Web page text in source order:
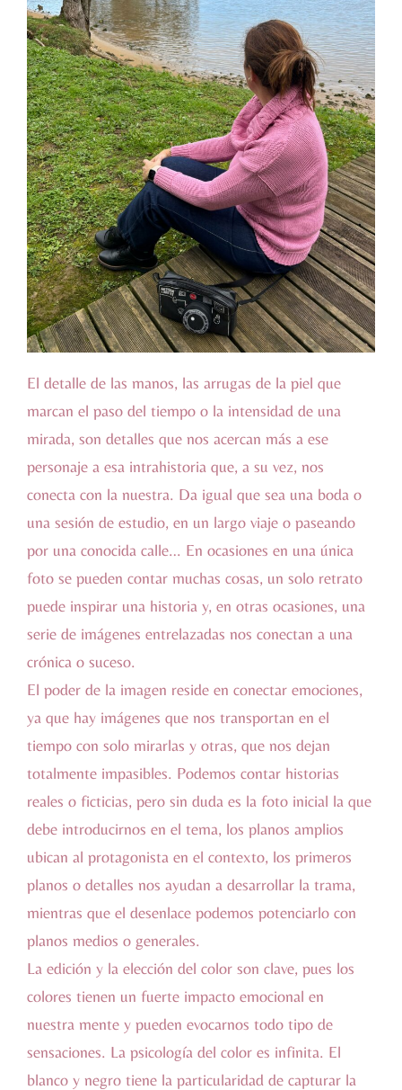
El detalle de las manos, las arrugas de la piel que
marcan el paso del tiempo o la intensidad de una
mirada, son detalles que nos acercan más a ese
personaje a esa intrahistoria que, a su vez, nos
conecta con la nuestra. Da igual que sea una boda o
una sesión de estudio, en un largo viaje o paseando
por una conocida calle… En ocasiones en una única
foto se pueden contar muchas cosas, un solo retrato
puede inspirar una historia y, en otras ocasiones, una
serie de imágenes entrelazadas nos conectan a una
crónica o suceso.
El poder de la imagen reside en conectar emociones,
ya que hay imágenes que nos transportan en el
tiempo con solo mirarlas y otras, que nos dejan
totalmente impasibles. Podemos contar historias
reales o ficticias, pero sin duda es la foto inicial la que
debe introducirnos en el tema, los planos amplios
ubican al protagonista en el contexto, los primeros
planos o detalles nos ayudan a desarrollar la trama,
mientras que el desenlace podemos potenciarlo con
planos medios o generales.
La edición y la elección del color son clave, pues los
colores tienen un fuerte impacto emocional en
nuestra mente y pueden evocarnos todo tipo de
sensaciones. La psicología del color es infinita. El
blanco y negro tiene la particularidad de capturar la